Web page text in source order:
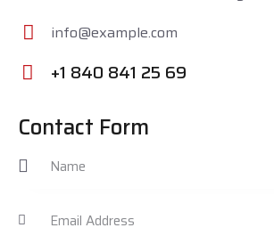
E-
m
info@example.com
on
+1 840 841 25 69
Contact Form